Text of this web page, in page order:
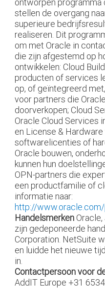
ontworpen programma
stellen de overgang
superieure
realiseren. Dit
om met Oracle in
die zijn afgestemd op
ontwikkelen: Cloud
producten of services
op, of geïntegreerd
voor partners die
doorverkopen; Cloud
Oracle Cloud Services
en License &
softwarelicenties of
Oracle bouwen,
kunnen hun
OPN-partners die
een productfamilie of
informatie naar:
http://
Handelsmerken
zijn gedeponeerde
Corporation. NetSuite
en luidde het nieuwe
in.
Contactpersoon voor
AddIT Europe +31